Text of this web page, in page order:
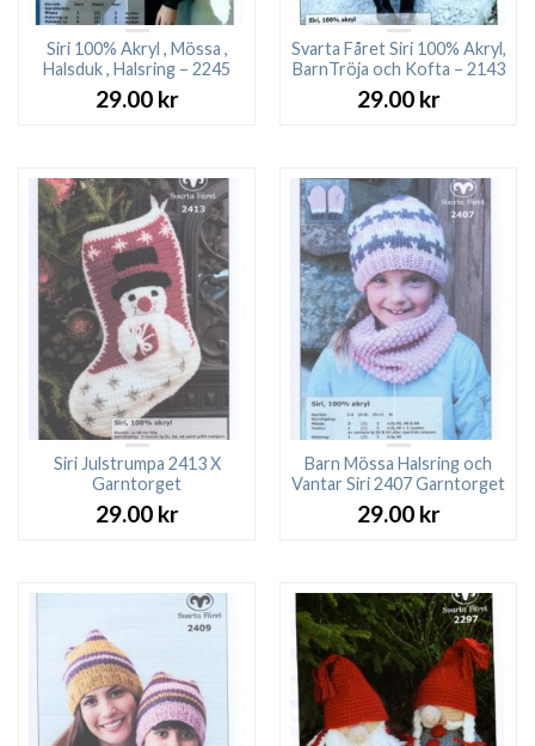
Siri 100% Akryl , Mössa ,
Halsduk , Halsring – 2245
29.00 kr
Svarta Fåret Siri 100% Akryl,
BarnTröja och Kofta – 2143
29.00 kr
Siri Julstrumpa 2413 X
Garntorget
29.00 kr
Barn Mössa Halsring och
Vantar Siri 2407 Garntorget
29.00 kr